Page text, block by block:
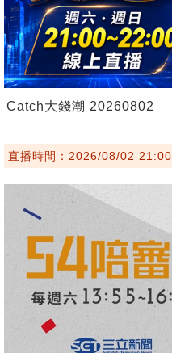
Catch大錢潮 20260802
直播時間：2026/08/02 21:00